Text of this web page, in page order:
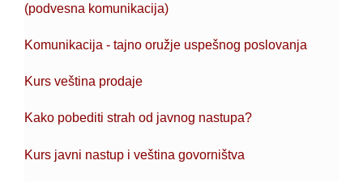
(podvesna komunikacija)
Komunikacija - tajno oružje uspešnog poslovanja
Kurs veština prodaje
Kako pobediti strah od javnog nastupa?
Kurs javni nastup i veština govorništva